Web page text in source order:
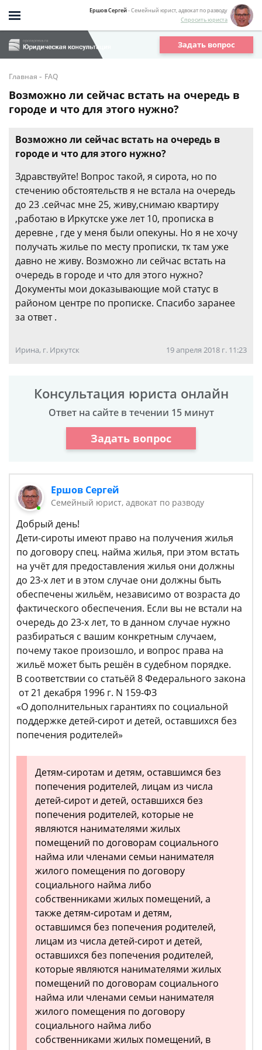
Ершов Сергей- Семейный юрист, адвокат по разводу
Спросить юриста
Задать вопрос
Главная - FAQ
Возможно ли сейчас встать на очередь в
городе и что для этого нужно?
Возможно ли сейчас встать на очередь в
городе и что для этого нужно?
Здравствуйте! Вопрос такой, я сирота, но по
стечению обстоятельств я не встала на очередь
до 23 .сейчас мне 25, живу,снимаю квартиру
,работаю в Иркутске уже лет 10, прописка в
деревне , где у меня были опекуны. Но я не хочу
получать жилье по месту прописки, тк там уже
давно не живу. Возможно ли сейчас встать на
очередь в городе и что для этого нужно?
Документы мои доказывающие мой статус в
районом центре по прописке. Спасибо заранее
за ответ .
Ирина, г. Иркутск 19 апреля 2018 г. 11:23
Консультация юриста онлайн
Ответ на сайте в течении 15 минут
Задать вопрос
Ершов Сергей
Семейный юрист, адвокат по разводу
Добрый день!
Дети-сироты имеют право на получения жилья
по договору спец. найма жилья, при этом встать
на учёт для предоставления жилья они должны
до 23-х лет и в этом случае они должны быть
обеспечены жильём, независимо от возраста до
фактического обеспечения. Если вы не встали на
очередь до 23-х лет, то в данном случае нужно
разбираться с вашим конкретным случаем,
почему такое произошло, и вопрос права на
жильё может быть решён в судебном порядке.
В соответствии со статьёй 8 Федерального закона
от 21 декабря 1996 г. N 159-ФЗ
«О дополнительных гарантиях по социальной
поддержке детей-сирот и детей, оставшихся без
попечения родителей»
Детям-сиротам и детям, оставшимся без
попечения родителей, лицам из числа
детей-сирот и детей, оставшихся без
попечения родителей, которые не
являются нанимателями жилых
помещений по договорам социального
найма или членами семьи нанимателя
жилого помещения по договору
социального найма либо
собственниками жилых помещений, а
также детям-сиротам и детям,
оставшимся без попечения родителей,
лицам из числа детей-сирот и детей,
оставшихся без попечения родителей,
которые являются нанимателями жилых
помещений по договорам социального
найма или членами семьи нанимателя
жилого помещения по договору
социального найма либо
собственниками жилых помещений, в